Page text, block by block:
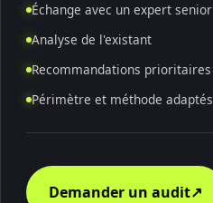
Échange avec un expert senior
Analyse de l'existant
Recommandations prioritaires
Périmètre et méthode adaptés
Demander un audit↗